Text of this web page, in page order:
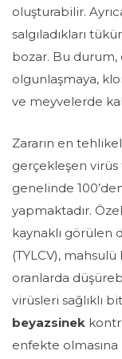
oluşturabilir.
salgıladıkları
bozar. Bu
olgunlaşmaya,
ve meyvelerde
Zararın en
gerçekleşen virüs
genelinde
yapmaktadır.
kaynaklı görülen
(TYLCV),
oranlarda
virüsleri sağlıklı
beyazsinek
enfekte